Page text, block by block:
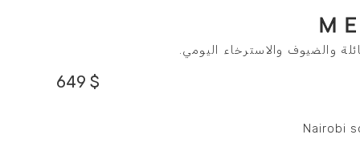
والضيوف والاسترخاء اليومي.
649 $
Nairobi